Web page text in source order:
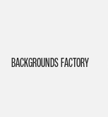
BACKGROUNDS FACTORY